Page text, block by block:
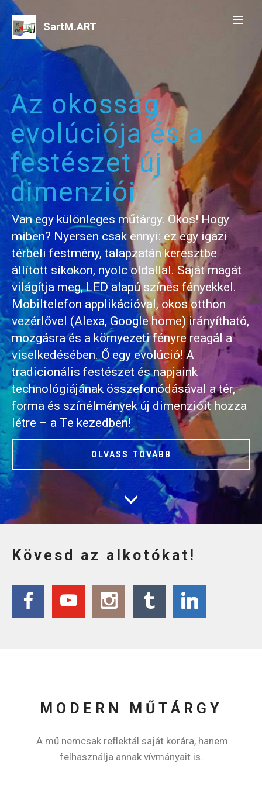
SartM.ART
Az okosság
evolúciója és a
festészet új
dimenziói
Van egy különleges műtárgy. Okos! Hogy
miben? Nyersen csak ennyi: ez egy igazi
térbeli festmény, talapzatán keresztbe
állított síkokon, nyolc oldallal. Saját magát
világítja meg, LED alapú színes fényekkel.
Mobiltelefon applikációval, okos otthon
vezérlővel (Alexa, Google home) irányítható,
mozgásra és a környezeti fényre reagál a
viselkedésében. Ő egy evolúció! A
tradicionális festészet és napjaink
technológiájának összefonódásával a tér,
forma és színélmények új dimenzióit hozza
létre – a Te kezedben!
OLVASS TOVÁBB
Kövesd az alkotókat!
MODERN MŰTÁRGY
A mű nemcsak reflektál saját korára, hanem
felhasználja annak vívmányait is.